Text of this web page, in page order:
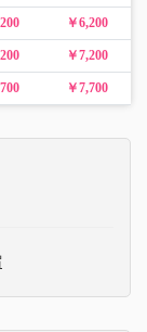
￥6,200
￥7,200
￥7,700